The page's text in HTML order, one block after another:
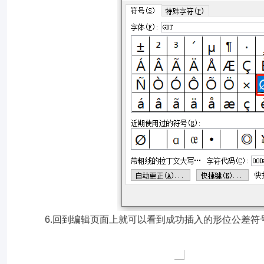
6.回到编辑页面上就可以看到成功插入的形位公差符